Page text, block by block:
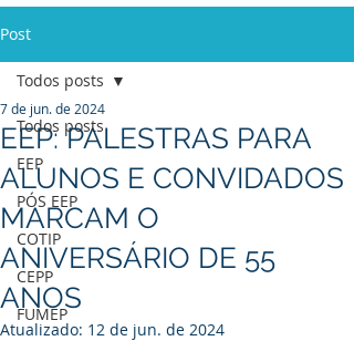
Post
Todos posts
EEP
PÓS EEP
COTIP
CEPP
FUMEP
Todos posts
EEP: PALESTRAS PARA
ALUNOS E CONVIDADOS
MARCAM O
ANIVERSÁRIO DE 55
ANOS
7 de jun. de 2024
Atualizado: 12 de jun. de 2024